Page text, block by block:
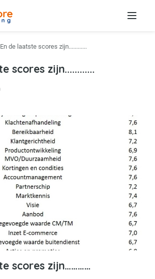
Menu
En de laatste scores zijn............
scores zijn............
scores zijn…………